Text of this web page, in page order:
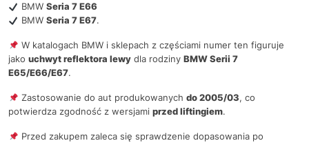
BMW Seria 7 E66
BMW Seria 7 E67.
W katalogach BMW i sklepach z częściami numer ten figuruje
jako uchwyt reflektora lewy dla rodziny BMW Serii 7
E65/E66/E67.
Zastosowanie do aut produkowanych do 2005/03, co
potwierdza zgodność z wersjami przed liftingiem.
Przed zakupem zaleca się sprawdzenie dopasowania po